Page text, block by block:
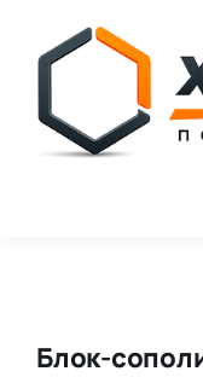
content
Блок-